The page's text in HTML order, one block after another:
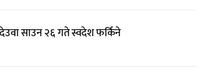
साउन २६ गते स्वदेश फर्किने